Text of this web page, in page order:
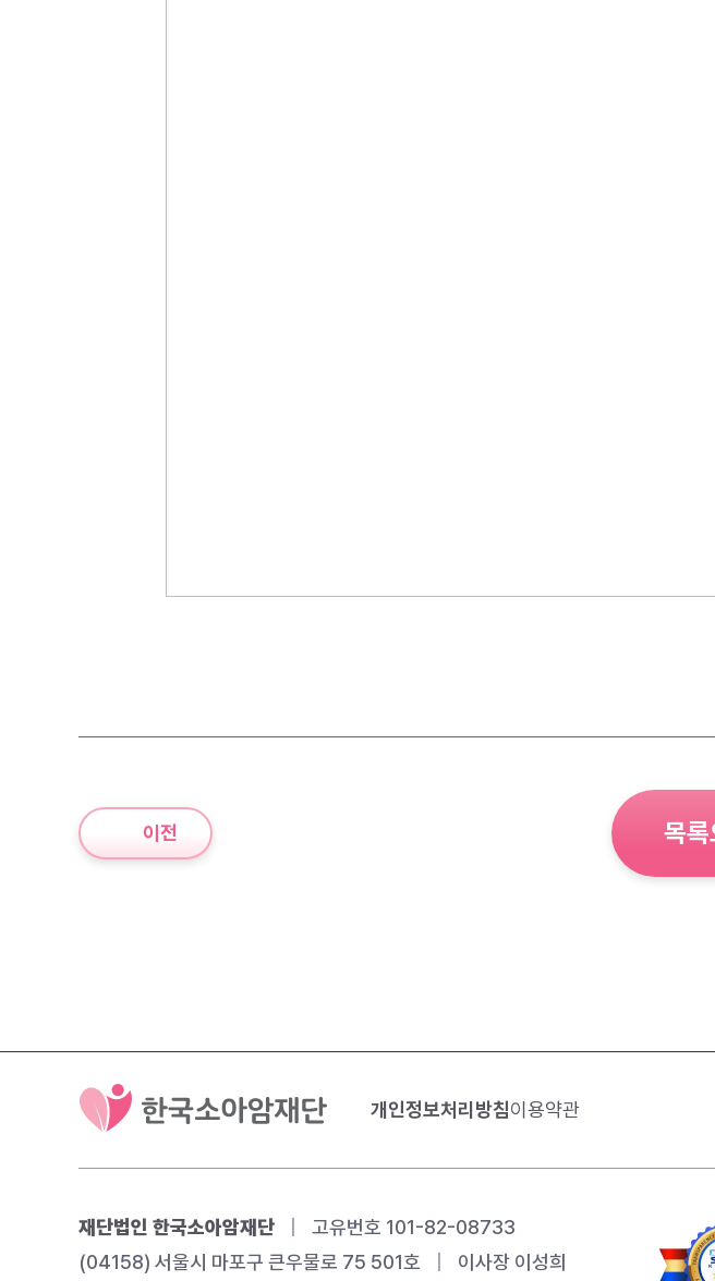
이전 목
개인정보처리방침이용약관
재단법인 한국소아암재단
고유번호 101-82-08733
(04158) 서울시 마포구 큰우물로 75 501호
이사장 이성희